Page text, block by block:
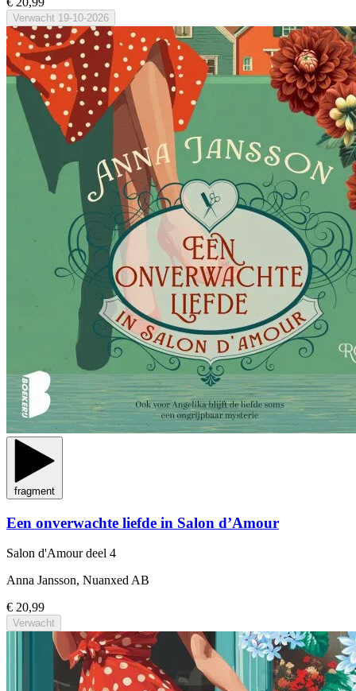
Verwacht 19-10-2026
fragment
Een onverwachte liefde in Salon d’Amour
Salon d'Amourdeel 4
Anna Jansson, Nuanxed AB
€ 20,99
Verwacht